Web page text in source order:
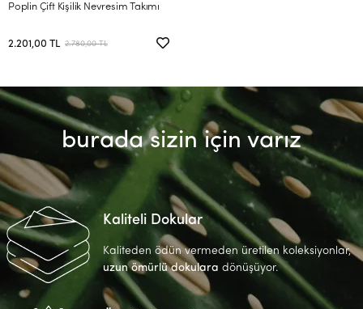
Poplin Çift Kişilik Nevresim Takımı
2.201,00 TL 2.780,00 TL
burada sizin için varız
Kaliteli Dokular
Kaliteden ödün vermeden üretilen koleksiyonlar,
uzun ömürlü dokulara dönüşüyor.